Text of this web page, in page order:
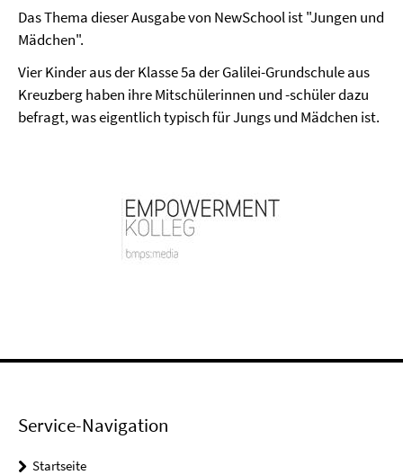
Video
Das Thema dieser Ausgabe von NewSchool ist "Jungen und
Mädchen".
Vier Kinder aus der Klasse 5a der Galilei-Grundschule aus
Kreuzberg haben ihre Mitschülerinnen und -schüler dazu
befragt, was eigentlich typisch für Jungs und Mädchen ist.
Service-Navigation
Startseite